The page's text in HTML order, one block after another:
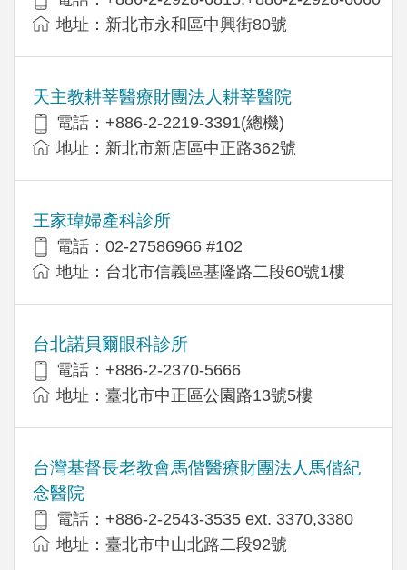
地址：新北市永和區中興街80號
天主教耕莘醫療財團法人耕莘醫院
電話：+886-2-2219-3391(總機)
地址：新北市新店區中正路362號
王家瑋婦產科診所
電話：02-27586966 #102
地址：台北市信義區基隆路二段60號1樓
台北諾貝爾眼科診所
電話：+886-2-2370-5666
地址：臺北市中正區公園路13號5樓
台灣基督長老教會馬偕醫療財團法人馬偕紀
念醫院
電話：+886-2-2543-3535 ext. 3370,3380
地址：臺北市中山北路二段92號